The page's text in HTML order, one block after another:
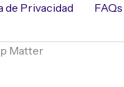
de Privacidad FAQs
Matter